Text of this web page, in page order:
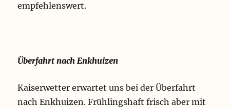
empfehlenswert.
Überfahrt nach Enkhuizen
Kaiserwetter erwartet uns bei der Überfahrt
nach Enkhuizen. Frühlingshaft frisch aber mit